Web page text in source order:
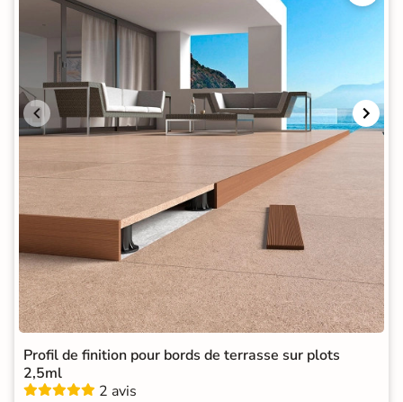
Profil de finition pour bords de terrasse sur plots
2,5ml
2 avis